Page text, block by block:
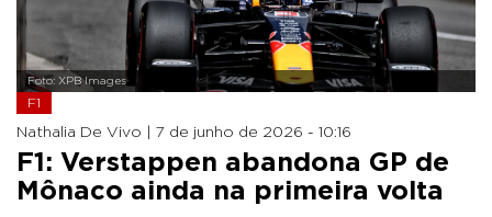
Foto: XPB Images
F1
Nathalia De Vivo | 7 de junho de 2026 - 10:16
F1: Verstappen abandona GP de
Mônaco ainda na primeira volta